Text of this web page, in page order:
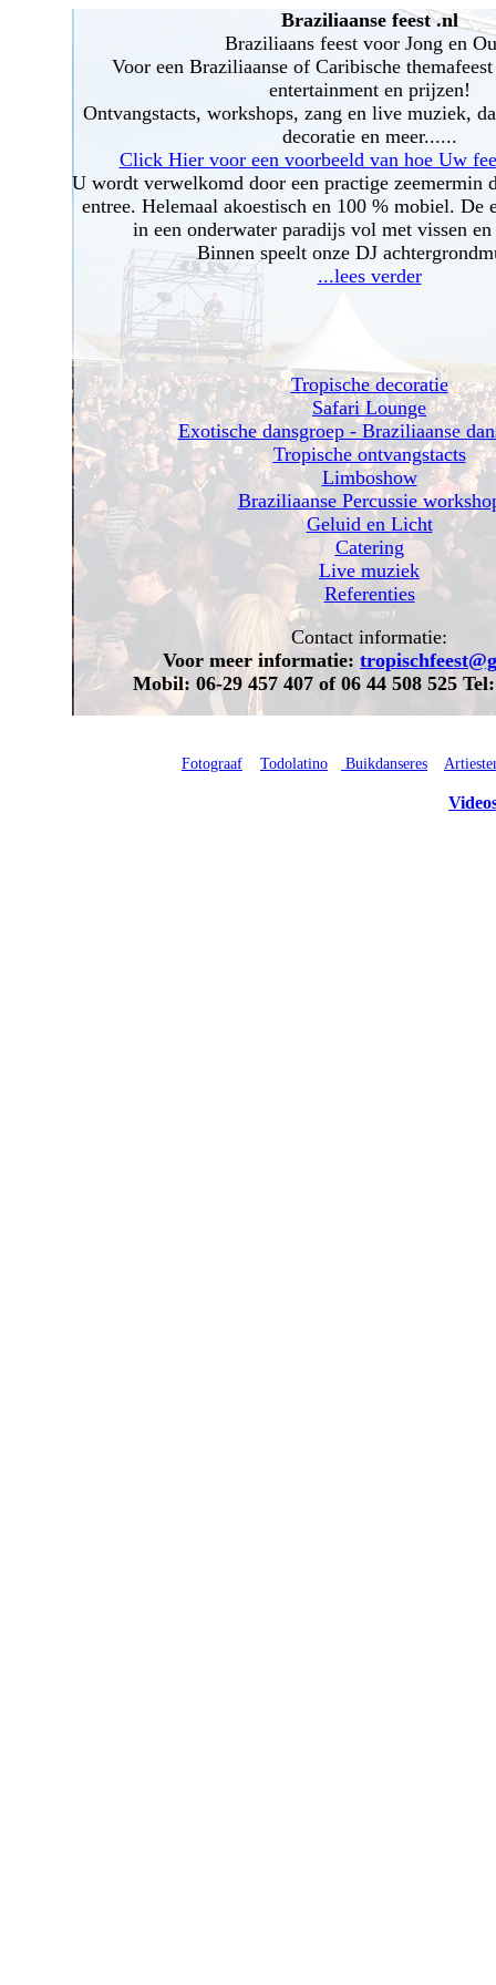
Braziliaanse feest .nl
Braziliaans feest voor Jong en
Voor een Braziliaanse of Caribische
entertainment en prijzen!
Ontvangstacts, workshops, zang en live muziek,
decoratie en meer......
Click Hier voor een voorbeeld van hoe Uw
U wordt verwelkomd door een practige zeemermin
entree. Helemaal akoestisch en 100 % mobiel. De
in een onderwater paradijs vol met vissen
Binnen speelt onze DJ
...lees verder
Tropische decoratie
Safari Lounge
Exotische dansgroep - Braziliaanse
Tropische ontvangstacts
Limboshow
Braziliaanse Percussie
Geluid en Licht
Catering
Live muziek
Referenties
Contact informatie:
Voor meer informatie:
Mobil: 06-29 457 407 of 06 44 508 525
Fotograaf Todolatino Buikdanseres